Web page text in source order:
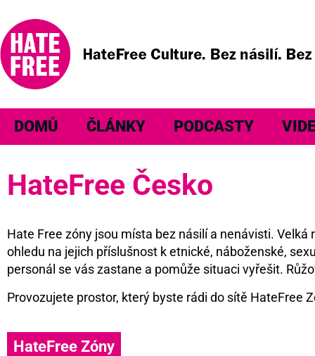
DOMŮ ČLÁNKY PODCASTY
HateFree Česko
Hate Free zóny jsou místa bez násilí a nenávisti.
ohledu na jejich příslušnost k etnické, náboženské,
personál se vás zastane a pomůže situaci vyřešit.
Provozujete prostor, který byste rádi do sítě HateFree
HateFree Zóny